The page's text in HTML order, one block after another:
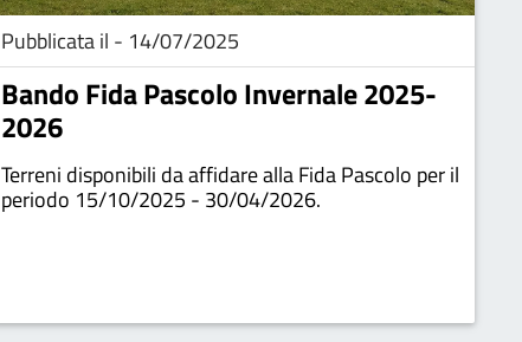
Pubblicata il - 14/07/2025
Bando Fida Pascolo Invernale 2025-
2026
Terreni disponibili da affidare alla Fida Pascolo per il
periodo 15/10/2025 - 30/04/2026.